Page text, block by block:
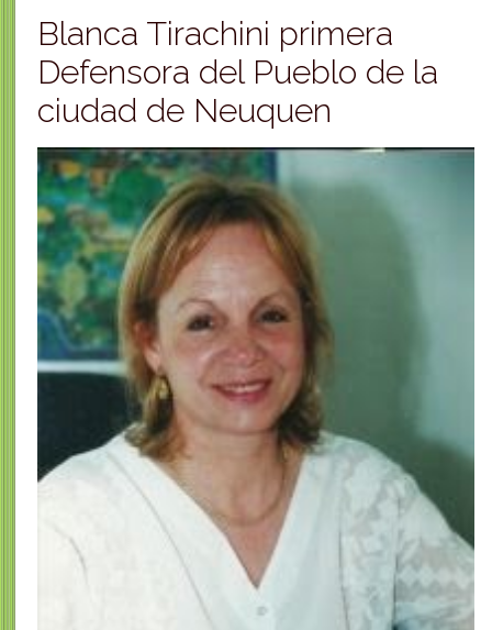
Blanca Tirachini primera
Defensora del Pueblo de la
ciudad de Neuquen